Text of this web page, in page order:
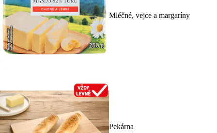
Mléčné, vejce a margaríny
Pekárna